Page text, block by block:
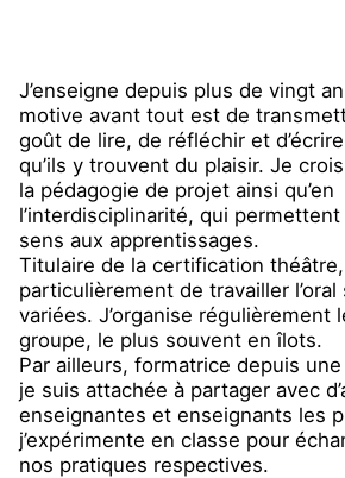
J’enseigne depuis plus de vingt
motive avant tout est de
goût de lire, de réfléchir et
qu’ils y trouvent du plaisir. Je
la pédagogie de projet ainsi qu’en
l’interdisciplinarité, qui
sens aux apprentissages.
Titulaire de la certification théâtre,
particulièrement de travailler
variées. J’organise régulièrement
groupe, le plus souvent en îlots.
Par ailleurs, formatrice depuis une
je suis attachée à partager avec
enseignantes et enseignants les
j’expérimente en classe pour
nos pratiques respectives.